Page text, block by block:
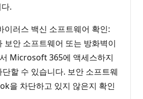
.
이러스 백신 소프트웨어 확인:
보안 소프트웨어 또는 방화벽이
Microsoft 365에 액세스하지
할 수 있습니다. 보안 소프트웨
을 차단하고 있지 않은지 확인